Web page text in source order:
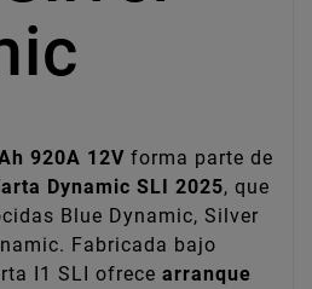
920A 12V forma parte de
Dynamic SLI 2025, que
Blue Dynamic, Silver
Fabricada bajo
I1 SLI ofrece arranque